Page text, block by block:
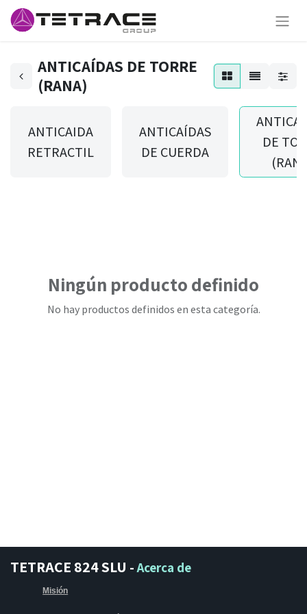
ANTICAÍDAS DE TORRE
(RANA)
ANTICAIDA
RETRACTIL
ANTICAÍDAS
DE CUERDA
DE
Ningún producto definido
No hay productos definidos en esta categoría.
TETRACE 824 SLU -Acerca de
Misión